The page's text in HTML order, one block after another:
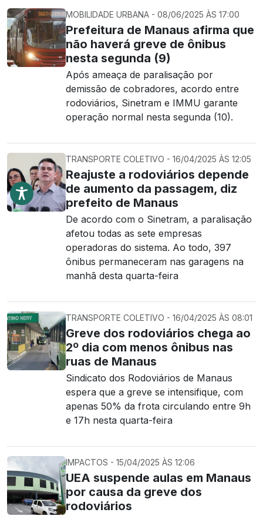
MOBILIDADE URBANA - 08/06/2025 ÀS 17:00
Prefeitura de Manaus afirma que
não haverá greve de ônibus
nesta segunda (9)
Após ameaça de paralisação por
demissão de cobradores, acordo entre
rodoviários, Sinetram e IMMU garante
operação normal nesta segunda (10).
TRANSPORTE COLETIVO - 16/04/2025 ÀS 12:05
Reajuste a rodoviários depende
de aumento da passagem, diz
prefeito de Manaus
De acordo com o Sinetram, a paralisação
afetou todas as sete empresas
operadoras do sistema. Ao todo, 397
ônibus permaneceram nas garagens na
manhã desta quarta-feira
TRANSPORTE COLETIVO - 16/04/2025 ÀS 08:01
Greve dos rodoviários chega ao
2º dia com menos ônibus nas
ruas de Manaus
Sindicato dos Rodoviários de Manaus
espera que a greve se intensifique, com
apenas 50% da frota circulando entre 9h
e 17h nesta quarta-feira
IMPACTOS - 15/04/2025 ÀS 12:06
UEA suspende aulas em Manaus
por causa da greve dos
rodoviários